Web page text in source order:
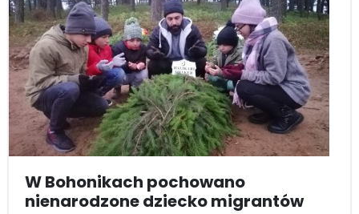
W Bohonikach pochowano
nienarodzone dziecko migrantów